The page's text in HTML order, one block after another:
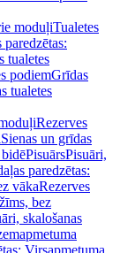
moduļiTualetes
paredzētas:
tualetes
podiemGrīdas
tualetes
Rezerves
Sienas un grīdas
bidēPisuārsPisuāri,
paredzētas:
vākaRezerves
bez
skalošanas
Virsapmetuma